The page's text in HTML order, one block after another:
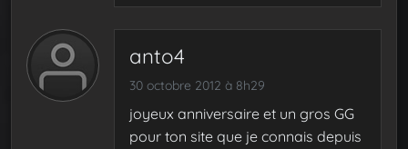
anto4
30 octobre 2012 à 8h29
joyeux anniversaire et un gros GG
pour ton site que je connais depuis